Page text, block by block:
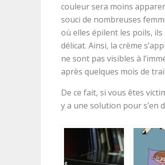
couleur sera moins
souci de nombreuses
où elles épilent les poils,
délicat. Ainsi, la crème
ne sont pas visibles à
après quelques mois de
De ce fait, si vous êtes
y a une solution pour s’en